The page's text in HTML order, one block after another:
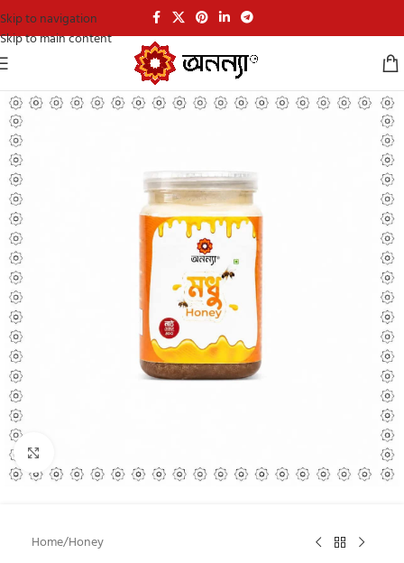
Skip to navigation
Skip to main content
Home/Honey